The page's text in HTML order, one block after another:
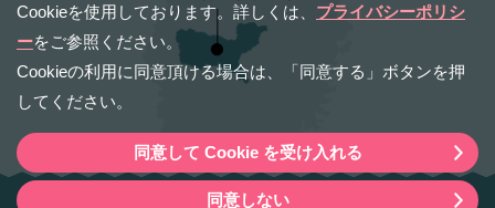
Cookieを使⽤しております。詳しくは、 プライバシーポリシ
ーをご参照ください。
Cookieの利⽤に同意頂ける場合は、「同意する」ボタンを押
してください。
同意して Cookie を受け入れる
同意しない
Copyright（C） 2020 Hanamaki Tourism & Convention Bureau.